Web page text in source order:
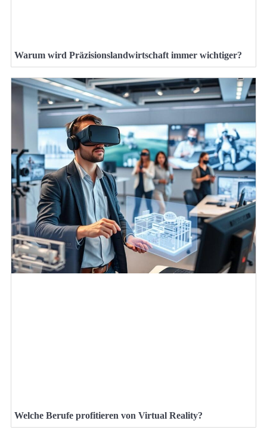
Warum wird Präzisionslandwirtschaft immer wichtiger?
Welche Berufe profitieren von Virtual Reality?